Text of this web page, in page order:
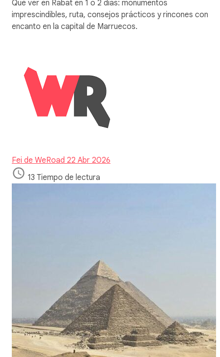
Qué ver en Rabat en 1 o 2 días: monumentos
imprescindibles, ruta, consejos prácticos y rincones con
encanto en la capital de Marruecos.
Fei de WeRoad 22 Abr 2026
13 Tiempo de lectura